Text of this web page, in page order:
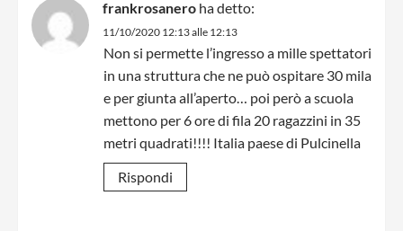
frankrosanero ha detto:
11/10/2020 12:13 alle 12:13
Non si permette l’ingresso a mille spettatori
in una struttura che ne può ospitare 30 mila
e per giunta all’aperto… poi però a scuola
mettono per 6 ore di fila 20 ragazzini in 35
metri quadrati!!!! Italia paese di Pulcinella
Rispondi